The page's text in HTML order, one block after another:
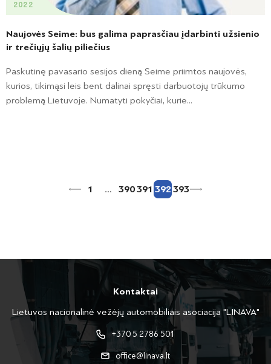
2022
Naujovės Seime: bus galima paprasčiau įdarbinti užsienio
ir trečiųjų šalių piliečius
Paskutinę pavasario sesijos dieną Seime priimtos naujovės,
kurios, tikimąsi leis bent dalinai spręsti darbuotojų trūkumo
problemą Lietuvoje. Numatyti pokyčiai, kurie...
1 … 390391 392393
Kontaktai
Lietuvos nacionalinė vežėjų automobiliais asociacija "LINAVA"
+370 5 2786 501
office@linava.lt